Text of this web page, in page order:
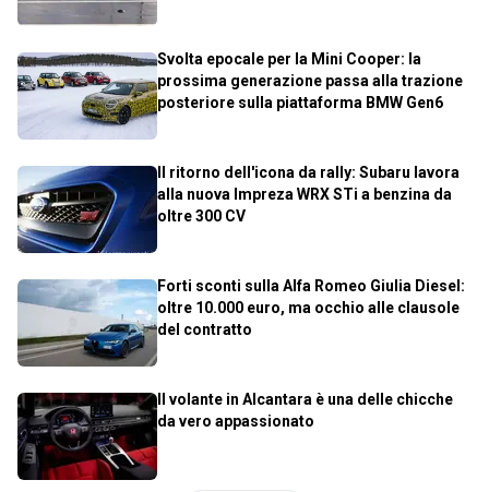
Svolta epocale per la Mini Cooper: la
prossima generazione passa alla trazione
posteriore sulla piattaforma BMW Gen6
Il ritorno dell'icona da rally: Subaru lavora
alla nuova Impreza WRX STi a benzina da
oltre 300 CV
Forti sconti sulla Alfa Romeo Giulia Diesel:
oltre 10.000 euro, ma occhio alle clausole
del contratto
Il volante in Alcantara è una delle chicche
da vero appassionato